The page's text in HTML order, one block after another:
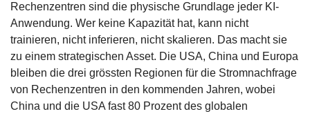
Rechenzentren sind die physische Grundlage jeder KI-
Anwendung. Wer keine Kapazität hat, kann nicht
trainieren, nicht inferieren, nicht skalieren. Das macht sie
zu einem strategischen Asset. Die USA, China und Europa
bleiben die drei grössten Regionen für die Stromnachfrage
von Rechenzentren in den kommenden Jahren, wobei
China und die USA fast 80 Prozent des globalen